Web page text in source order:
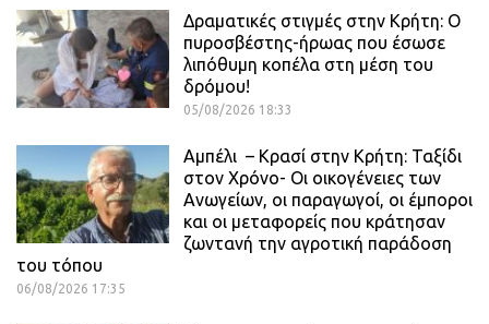
Δραματικές στιγμές στην Κρήτη: Ο
πυροσβέστης-ήρωας που έσωσε
λιπόθυμη κοπέλα στη μέση του
δρόμου!
05/08/2026 18:33
Αμπέλι – Κρασί στην Κρήτη: Ταξίδι
στον Χρόνο- Οι οικογένειες των
Ανωγείων, οι παραγωγοί, οι έμποροι
και οι μεταφορείς που κράτησαν
ζωντανή την αγροτική παράδοση
του τόπου
06/08/2026 17:35